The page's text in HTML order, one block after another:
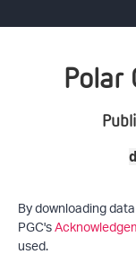
Polar
By downloading
PGC's
used.